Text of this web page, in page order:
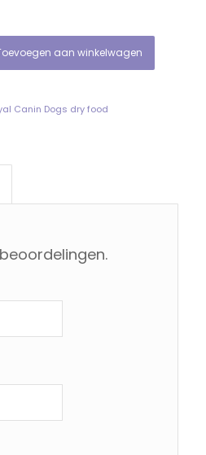
aan winkelwagen
Canin Dogs dry food